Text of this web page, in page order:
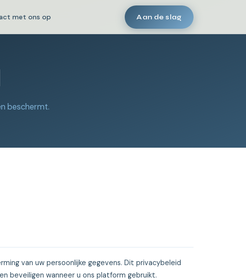
met ons op Aan de slag
beschermt.
van uw persoonlijke gegevens. Dit privacybeleid
beveiligen wanneer u ons platform gebruikt.